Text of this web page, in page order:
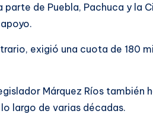
de Puebla, Pachuca y
exigió una cuota de 180
Márquez Ríos
largo de varias décadas.